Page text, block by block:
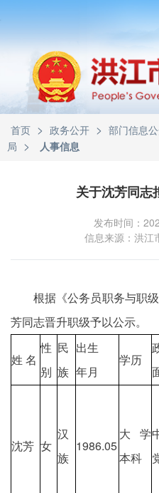
首页 > 政务公开 > 部门信息
局 > 人事信息
关于沈芳同志
发布时间：
信息来源：洪江
根据《公务员职务与职
芳同志晋升职级予以公示。
姓 名
性
别
民
族
出生
年月
学历
沈芳 女
汉
族
1986.05
大学
本科